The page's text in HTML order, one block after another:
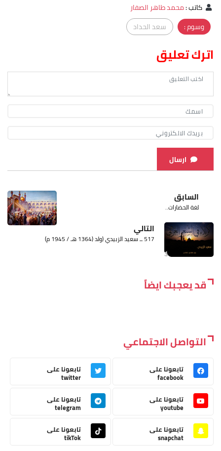
كاتب:محمد طاهر الصفار
وسوم :
سعد الحداد
اترك تعليق
ارسال
السابق
لغة الحضارات..
التالي
517 ــ سعيد الزبيدي (ولد (1364 هـ / 1945 م)
قد يعجبك ايضاً
التواصل الاجتماعي
تابعونا على
facebook
تابعونا على
twitter
تابعونا على
youtube
تابعونا على
telegram
تابعونا على
snapchat
تابعونا على
tikTok